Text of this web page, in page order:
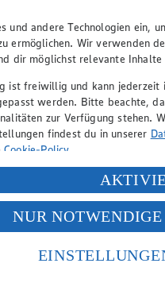
und andere Technologien ein,
ermöglichen. Wir verwenden
dir möglichst relevante
ist freiwillig und kann jederzeit
werden. Bitte beachte,
zur Verfügung stehen.
findest du in unserer
Cookie-Policy.
personenbezogenen Daten in
klickst, willigst du im
in den USA verarbeitet
Standards nicht
durch US-amerikanische
NUR